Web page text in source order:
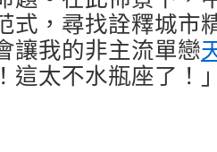
式，尋找詮釋城市
讓我的非主流單戀
這太不水瓶座了！